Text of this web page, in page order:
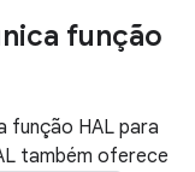
função
função HAL para
também oferece